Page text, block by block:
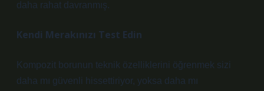
daha rahat davranmış.
Kendi Merakınızı Test Edin
Kompozit borunun teknik özelliklerini öğrenmek sizi
daha mı güvenli hissettiriyor, yoksa daha mı